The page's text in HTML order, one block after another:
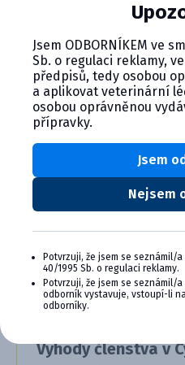
Fluorescenčné farbivo pre
kontrastu pri analýze
HT5+.
CYMEDICA PLUS:
SA VYPLÁCA
Zapojte sa do
Plus a získajte ďalšie
veterinárnu prax,
Výhody členstva v
Jsem ODBORNÍKEM ve
Sb. o regulaci reklamy,
předpisů, tedy osobou
a aplikovat veterinární
osobou oprávněnou
přípravky.
Nejsem
Jsem
Potvrzuji, že jsem se seznámil/
40/1995 Sb. o regulaci reklamy.
Potvrzuji, že jsem se seznámil/
odborník vystavuje, vstoupí-li
odborníky.